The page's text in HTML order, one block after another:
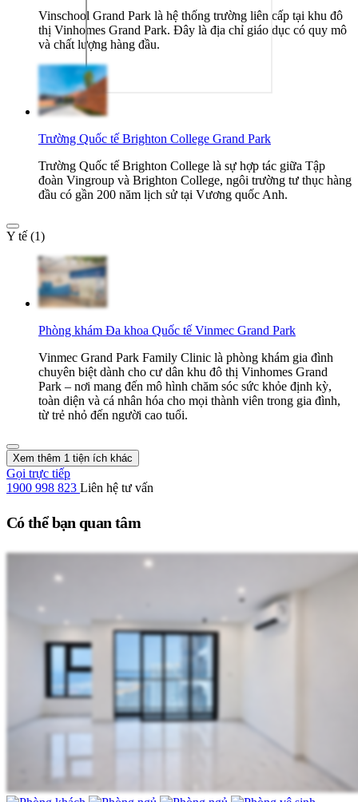
Vinschool Grand Park là hệ thống trường liên cấp tại khu đô
thị Vinhomes Grand Park. Đây là địa chỉ giáo dục có quy mô
và chất lượng hàng đầu.
Trường Quốc tế Brighton College Grand Park
Trường Quốc tế Brighton College là sự hợp tác giữa Tập
đoàn Vingroup và Brighton College, ngôi trường tư thục hàng
đầu có gần 200 năm lịch sử tại Vương quốc Anh.
Y tế (1)
Phòng khám Đa khoa Quốc tế Vinmec Grand Park
Vinmec Grand Park Family Clinic là phòng khám gia đình
chuyên biệt dành cho cư dân khu đô thị Vinhomes Grand
Park – nơi mang đến mô hình chăm sóc sức khỏe định kỳ,
toàn diện và cá nhân hóa cho mọi thành viên trong gia đình,
từ trẻ nhỏ đến người cao tuổi.
Xem thêm 1 tiện ích khác
Gọi trực tiếp
1900 998 823 Liên hệ tư vấn
Có thể bạn quan tâm